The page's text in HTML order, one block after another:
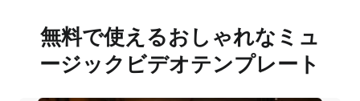
無料で使えるおしゃれなミュ
ージックビデオテンプレート